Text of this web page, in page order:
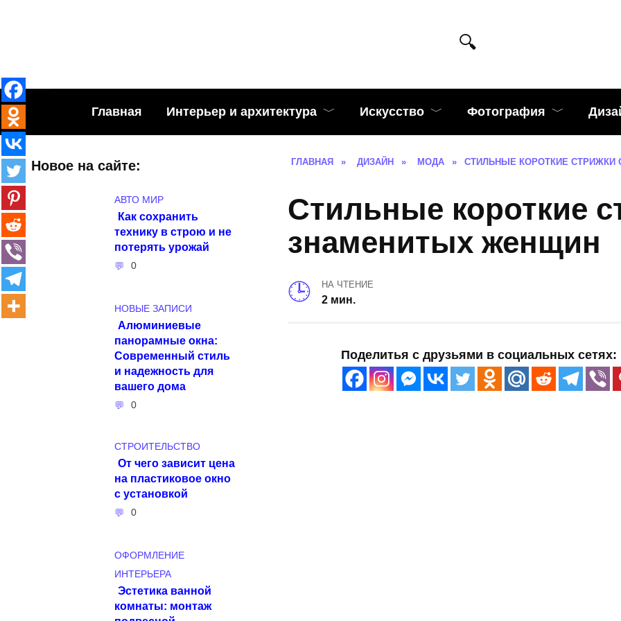
Главная Интерьер и архитектура Искусство Фотография
ГЛАВНАЯ » ДИЗАЙН » МОДА » СТИЛЬНЫЕ КОРОТКИЕ
Стильные короткие
знаменитых женщин
НА ЧТЕНИЕ
2 мин.
Поделитья с друзьями в социальных сетях:
Новое на сайте:
АВТО МИР
Как сохранить
технику в строю и не
потерять урожай
0
НОВЫЕ ЗАПИСИ
Алюминиевые
панорамные окна:
Современный стиль
и надежность для
вашего дома
0
СТРОИТЕЛЬСТВО
От чего зависит цена
на пластиковое окно
с установкой
0
ОФОРМЛЕНИЕ
ИНТЕРЬЕРА
Эстетика ванной
комнаты: монтаж